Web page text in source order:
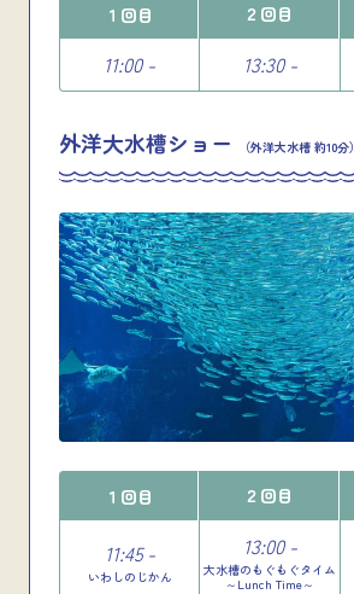
１回目 ２回目
11:00 - 13:30 -
外洋大水槽ショー （外洋大水槽 約10分）
１回目 ２回目
11:45 -
いわしのじかん
13:00 -
大水槽のもぐもぐタイム
～Lunch Time～